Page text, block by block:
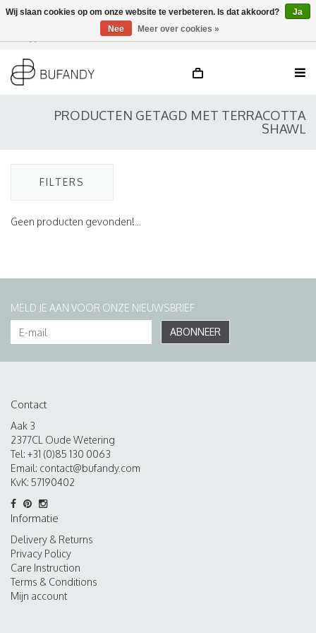
DE / EN
PRODUCTEN GETAGD MET TERRACOTTA
SHAWL
FILTERS
Geen producten gevonden!...
MELD JE AAN VOOR ONZE NIEUWSBRIEF
ABONNEER
Contact
Aak 3
2377CL Oude Wetering
Tel: +31 (0)85 130 0063
Email: contact@bufandy.com
KvK: 57190402
Informatie
Delivery & Returns
Privacy Policy
Care Instruction
Terms & Conditions
Mijn account
Wij slaan cookies op om onze website te verbeteren. Is dat akkoord?
Ja
Nee
Meer over cookies »